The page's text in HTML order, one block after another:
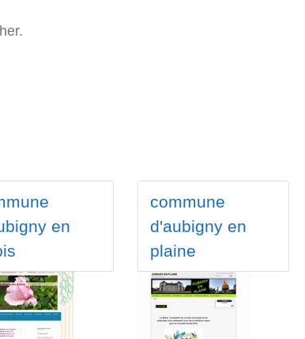
en
commune
d'aubigny en
plaine